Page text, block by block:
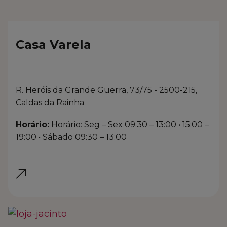
Casa Varela
R. Heróis da Grande Guerra, 73/75 - 2500-215,
Caldas da Rainha
Horário: Horário: Seg – Sex 09:30 – 13:00 • 15:00 –
19:00 • Sábado 09:30 – 13:00